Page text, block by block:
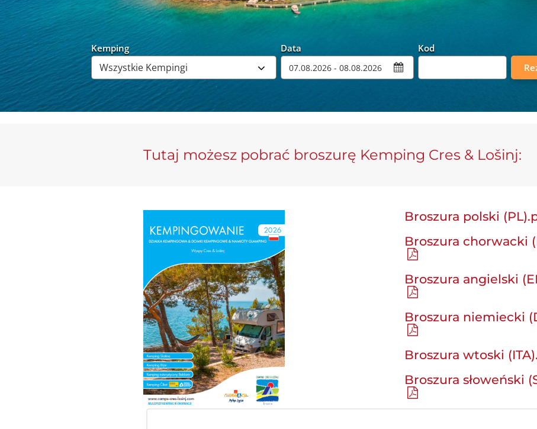
Kemping Data
Kod
Tutaj możesz pobrać broszurę Kemping Cres & Lošinj:
Broszura polski
Broszura chorwacki
Broszura angielski
Broszura niemiecki
Broszura wtoski
Broszura słoweński